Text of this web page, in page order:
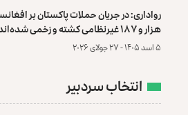
رواداری: در جریان حملات پاکستان بر
هزار و ۱۸۷ غیرنظامی کشته و زخمی شده‌اند
۵ اسد ۱۴۰۵ - ۲۷ جولای ۲۰۲۶
انتخاب سردبیر